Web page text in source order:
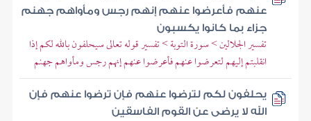
عنهم فأعرضوا عنهم إنهم رجس ومأواهم جهنم
جزاء بما كانوا يكسبون
تفسير الجلالين > سورة التوبة > تفسير قوله تعالى سيحلفون بالله لكم إذا
انقلبتم إليهم لتعرضوا عنهم فأعرضوا عنهم إنهم رجس ومأواهم جهنم
يحلفون لكم لترضوا عنهم فإن ترضوا عنهم فإن
الله لا يرضى عن القوم الفاسقين